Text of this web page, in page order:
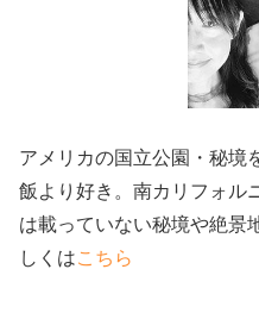
アメリカの国立公園・秘境
飯より好き。南カリフォル
は載っていない秘境や絶景
しくはこちら